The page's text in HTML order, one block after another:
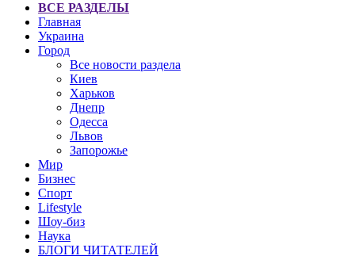
ВСЕ РАЗДЕЛЫ
Главная
Украина
Город
Все новости раздела
Киев
Харьков
Днепр
Одесса
Львов
Запорожье
Мир
Бизнес
Спорт
Lifestyle
Шоу-биз
Наука
БЛОГИ ЧИТАТЕЛЕЙ